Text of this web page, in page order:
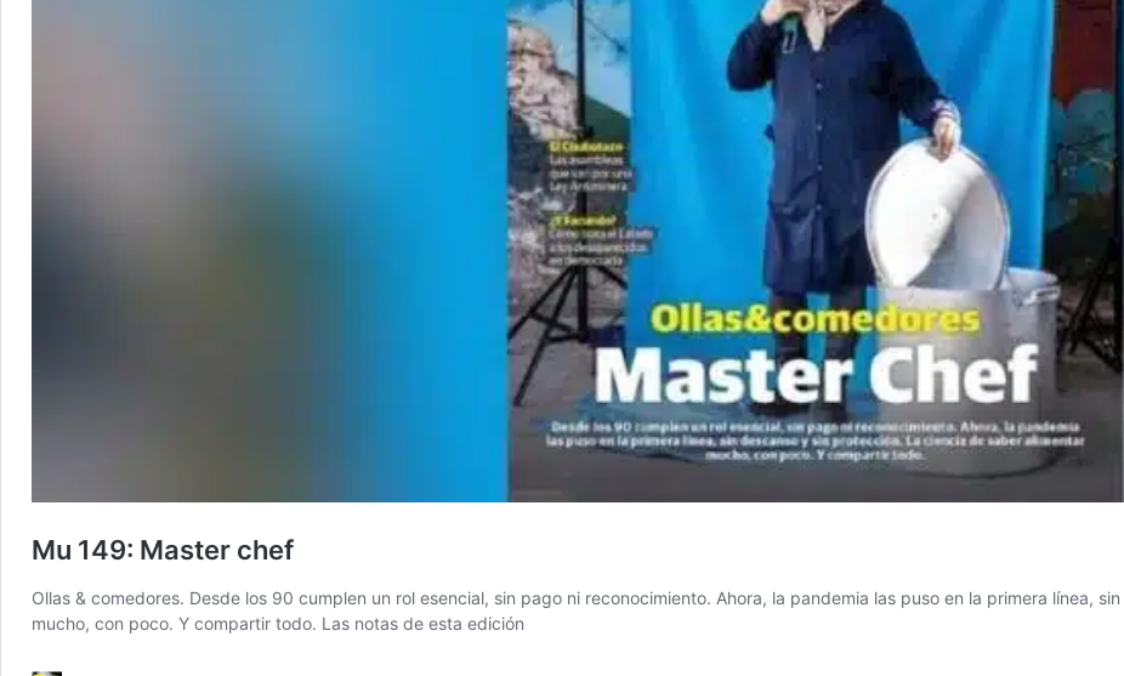
Mu 149: Master chef
Ollas & comedores. Desde los 90 cumplen un rol esencial, sin pago ni reconocimiento. Ahora, la pandemia las puso en la primera línea,
mucho, con poco. Y compartir todo. Las notas de esta edición